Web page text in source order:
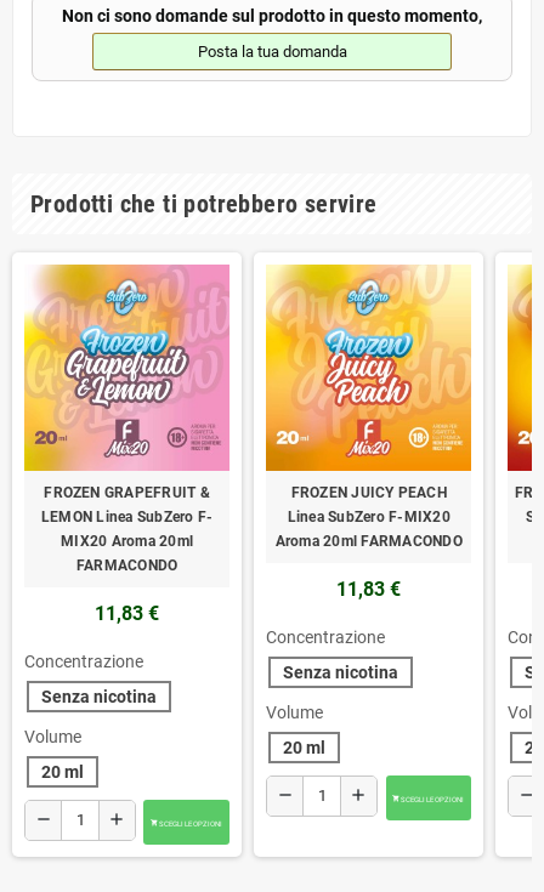
Non ci sono domande sul prodotto in questo momento,
Posta la tua domanda
Prodotti che ti potrebbero servire
FROZEN GRAPEFRUIT &
LEMON Linea SubZero F-
MIX20 Aroma 20ml
FARMACONDO
11,83 €
Concentrazione
Senza nicotina
Volume
20 ml
remove add  SCEGLI LE OPZIONI
FROZEN JUICY PEACH
Linea SubZero F-MIX20
Aroma 20ml FARMACONDO
11,83 €
Concentrazione
Senza nicotina
Volume
20 ml
remove add  SCEGLI LE OPZIONI remove